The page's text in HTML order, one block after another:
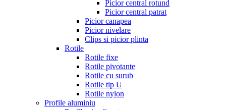
Picior central rotund
Picior central patrat
Picior canapea
Picior nivelare
Clips si picior plinta
Rotile
Rotile fixe
Rotile pivotante
Rotile cu surub
Rotile tip U
Rotile nylon
Profile aluminiu